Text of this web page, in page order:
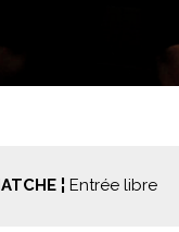
¦ Entrée libre